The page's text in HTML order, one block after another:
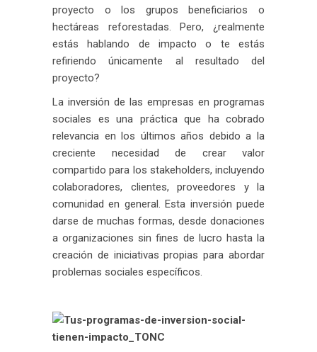
proyecto o los grupos beneficiarios o
hectáreas reforestadas. Pero, ¿realmente
estás hablando de impacto o te estás
refiriendo únicamente al resultado del
proyecto?
La inversión de las empresas en programas
sociales es una práctica que ha cobrado
relevancia en los últimos años debido a la
creciente necesidad de crear valor
compartido para los stakeholders, incluyendo
colaboradores, clientes, proveedores y la
comunidad en general. Esta inversión puede
darse de muchas formas, desde donaciones
a organizaciones sin fines de lucro hasta la
creación de iniciativas propias para abordar
problemas sociales específicos.